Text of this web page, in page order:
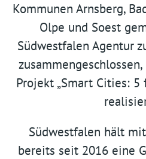
Kommunen Arnsberg,
Olpe und Soest
Südwestfalen Agentur
Projekt „Smart Cities: 5
Südwestfalen hält
bereits seit 2016 eine